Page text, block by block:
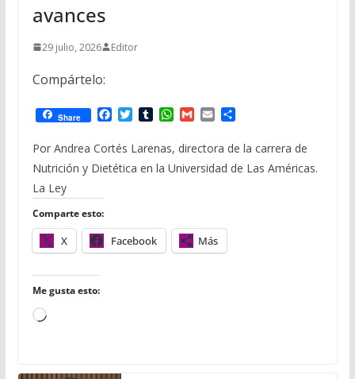
avances
29 julio, 2026 Editor
Compártelo:
Share
F
c
e
b
T
i
t
t
T
m
b
W
a
t
s
G
a
i
l
E
a
i
l
C
m
p
a
Por Andrea Cortés Larenas, directora de la carrera de
Nutrición y Dietética en la Universidad de Las Américas.
La Ley
Comparte esto:
X Facebook Más
Me gusta esto:
Cargando...